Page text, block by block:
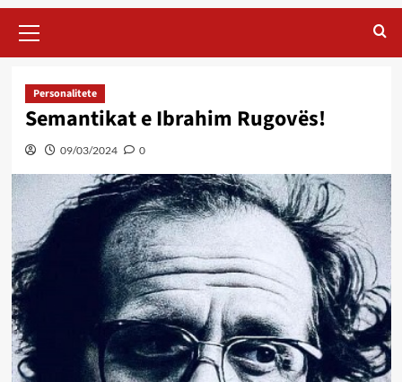
Menu
Personalitete
Semantikat e Ibrahim Rugovës!
09/03/2024 0